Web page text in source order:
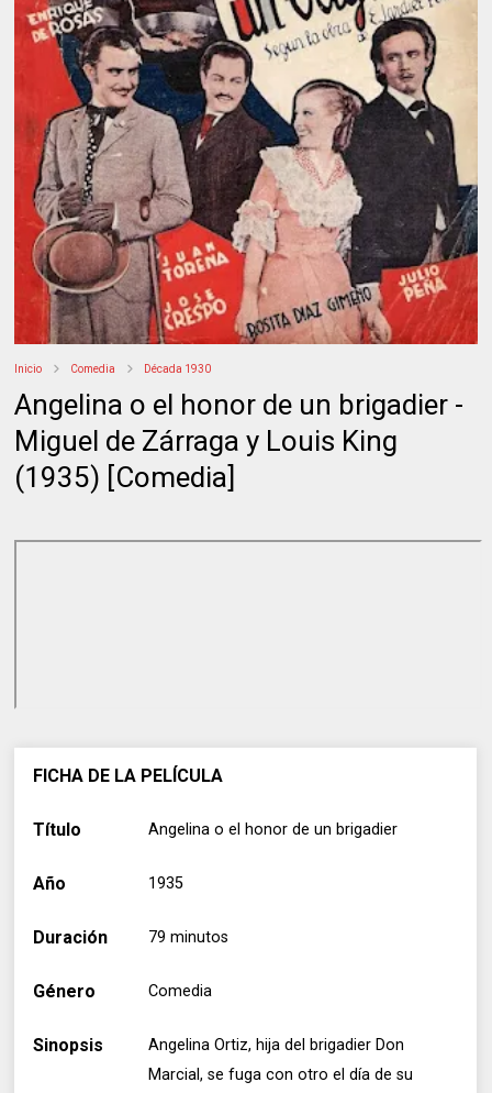
Inicio Comedia Década 1930
Angelina o el honor de un brigadier -
Miguel de Zárraga y Louis King
(1935) [Comedia]
FICHA DE LA PELÍCULA
Título Angelina o el honor de un brigadier
Año 1935
Duración 79 minutos
Género Comedia
Sinopsis
Angelina Ortiz, hija del brigadier Don
Marcial, se fuga con otro el día de su